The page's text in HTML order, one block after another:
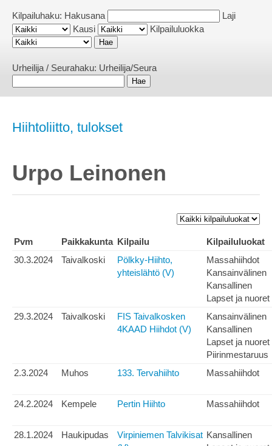
Kilpailuhaku: Hakusana
Laji
Kausi
Kilpailuluokka
Urheilija / Seurahaku: Urheilija/Seura
Hiihtoliitto, tulokset
Urpo Leinonen
Pvm Paikkakunta Kilpailu
Kilpailuluokat
30.3.2024
Taivalkoski
Pölkky-Hiihto,
yhteislähtö (V)
Massahiihdot
Kansainvälinen
Kansallinen
Lapset ja nuoret
29.3.2024
Taivalkoski
FIS Taivalkosken
4KAAD Hiihdot (V)
Kansainvälinen
Kansallinen
Lapset ja nuoret
Piirinmestaruus
2.3.2024
Muhos 133. Tervahiihto Massahiihdot
24.2.2024 Kempele Pertin Hiihto Massahiihdot
28.1.2024 Haukipudas
Virpiniemen Talvikisat Kansallinen